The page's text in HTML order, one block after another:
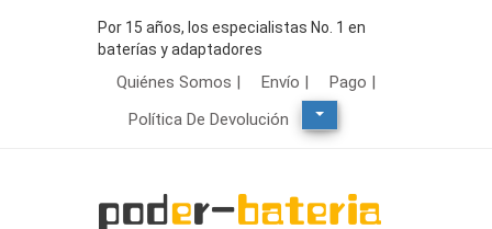
Por 15 años, los especialistas No. 1 en
baterías y adaptadores
Quiénes Somos | Envío |
Pago |
Política De Devolución